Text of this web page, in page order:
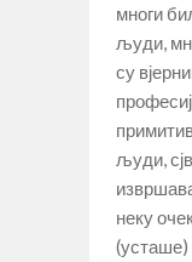
многи
људи,
су
људи,
неку
(усташе)